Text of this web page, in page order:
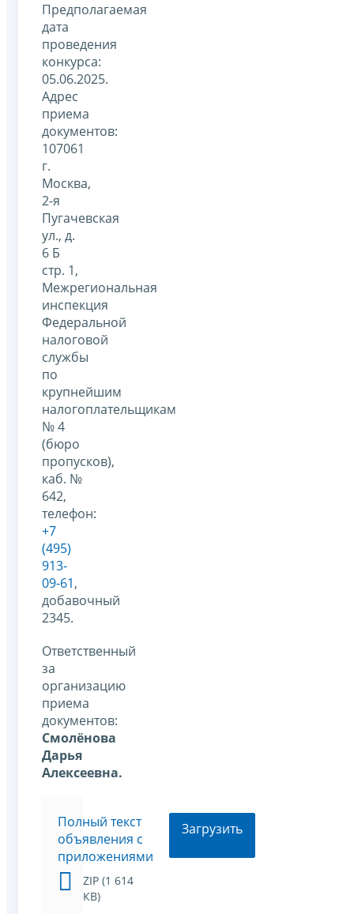
Предполагаемая
дата
проведения
конкурса:
05.06.2025.
Адрес
приема
документов:
107061
г.
Москва,
2-я
Пугачевская
ул., д.
6 Б
стр. 1,
Межрегиональная
инспекция
Федеральной
налоговой
службы
по
крупнейшим
налогоплательщикам
№ 4
(бюро
пропусков),
каб. №
642,
телефон:
+7
(495)
913-
09-61,
добавочный
2345.
Ответственный
за
организацию
приема
документов:
Смолёнова
Дарья
Алексеевна.
Полный текст
объявления с
приложениями
ZIP (1 614
КВ)
Загрузить